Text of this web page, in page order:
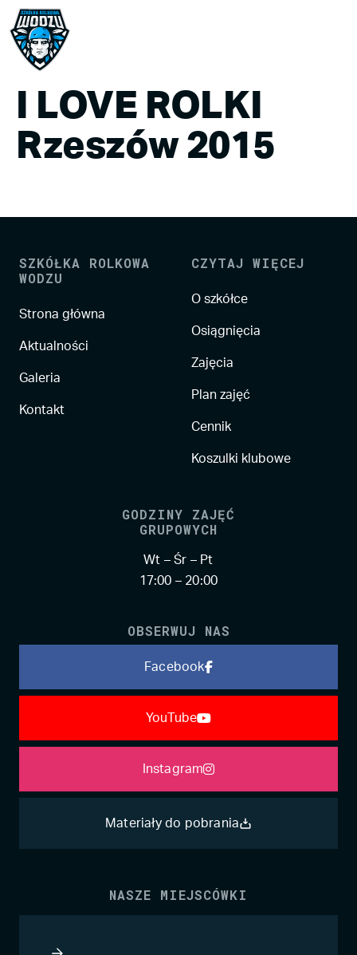
I LOVE ROLKI
Rzeszów 2015
SZKÓŁKA ROLKOWA
WODZU
Strona główna
Aktualności
Galeria
Kontakt
CZYTAJ WIĘCEJ
O szkółce
Osiągnięcia
Zajęcia
Plan zajęć
Cennik
Koszulki klubowe
GODZINY ZAJĘĆ
GRUPOWYCH
Wt – Śr – Pt
17:00 – 20:00
OBSERWUJ NAS
Facebook
YouTube
Instagram
Materiały do pobrania
NASZE MIEJSCÓWKI